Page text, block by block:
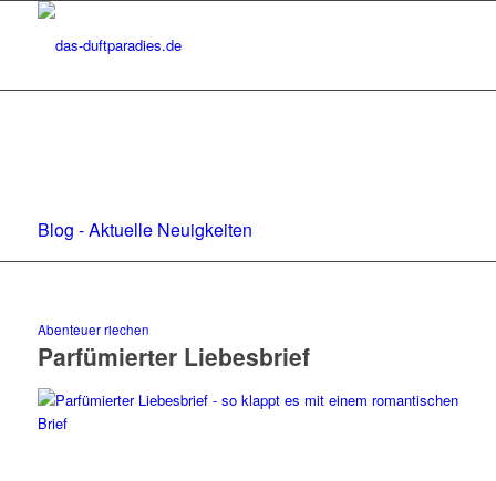
Blog - Aktuelle Neuigkeiten
Abenteuer riechen
Parfümierter Liebesbrief